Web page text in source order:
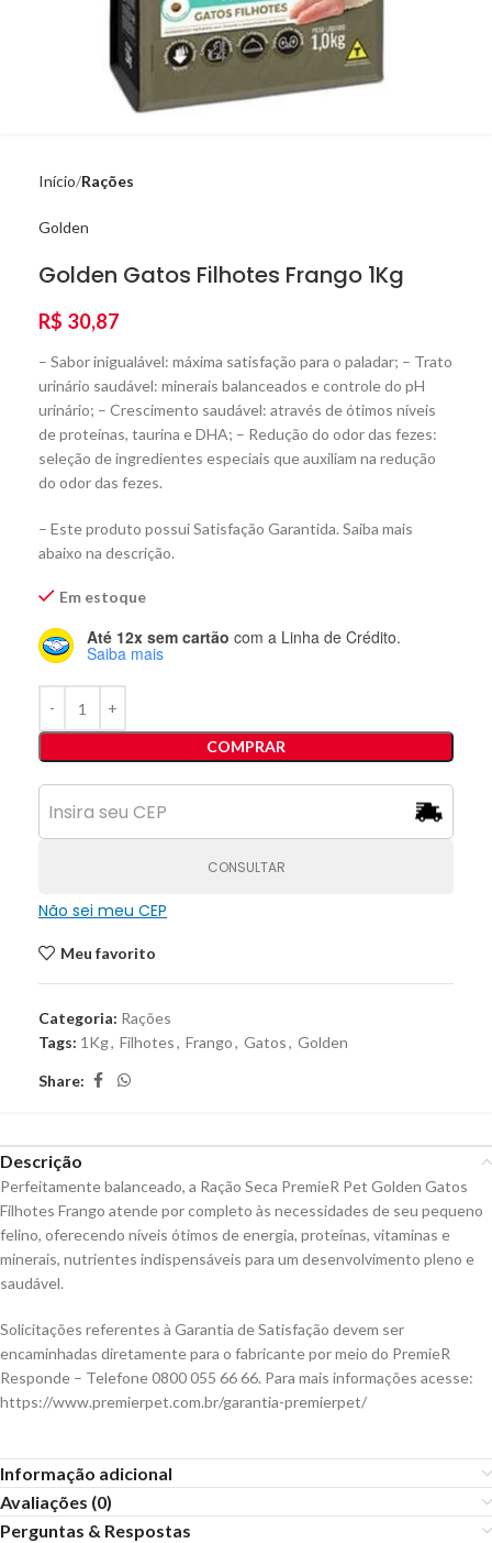
Início Rações
Golden
Golden Gatos Filhotes Frango 1Kg
R$ 30,87
– Sabor inigualável: máxima satisfação para o paladar; – Trato
urinário saudável: minerais balanceados e controle do pH
urinário; – Crescimento saudável: através de ótimos níveis
de proteínas, taurina e DHA; – Redução do odor das fezes:
seleção de ingredientes especiais que auxiliam na redução
do odor das fezes.
– Este produto possui Satisfação Garantida. Saiba mais
abaixo na descrição.
Em estoque
Até 12x sem cartão com a Linha de Crédito.
Saiba mais
COMPRAR
CONSULTAR
Não sei meu CEP
Meu favorito
Categoria: Rações
Tags: 1Kg, Filhotes, Frango, Gatos, Golden
Share:
Descrição
Perfeitamente balanceado, a Ração Seca PremieR Pet Golden Gatos
Filhotes Frango atende por completo às necessidades de seu pequeno
felino, oferecendo níveis ótimos de energia, proteínas, vitaminas e
minerais, nutrientes indispensáveis para um desenvolvimento pleno e
saudável.
Solicitações referentes à Garantia de Satisfação devem ser
encaminhadas diretamente para o fabricante por meio do PremieR
Responde – Telefone 0800 055 66 66. Para mais informações acesse:
https://www.premierpet.com.br/garantia-premierpet/
Informação adicional
Avaliações (0)
Perguntas & Respostas